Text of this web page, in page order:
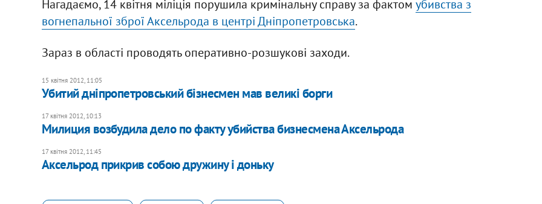
Нагадаємо, 14 квітня міліція порушила кримінальну справу за фактом убивства з
вогнепальної зброї Аксельрода в центрі Дніпропетровська.
Зараз в області проводять оперативно-розшукові заходи.
15 квітня 2012, 11:05
Убитий дніпропетровський бізнесмен мав великі борги
17 квітня 2012, 10:13
Милиция возбудила дело по факту убийства бизнесмена Аксельрода
17 квітня 2012, 11:45
Аксельрод прикрив собою дружину і доньку